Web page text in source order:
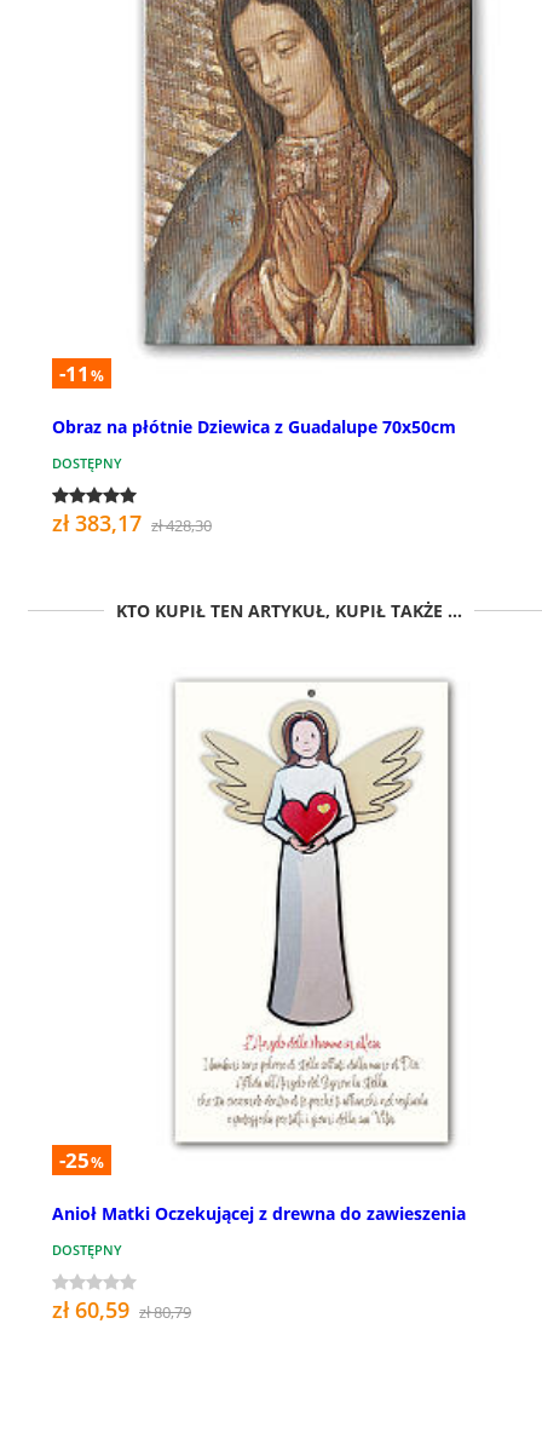
-11 %
Obraz na płótnie Dziewica z Guadalupe 70x50cm
DOSTĘPNY
zł 383,17 zł 428,30
KTO KUPIŁ TEN ARTYKUŁ, KUPIŁ TAKŻE ...
-25%
Anioł Matki Oczekującej z drewna do zawieszenia
DOSTĘPNY
zł 60,59 zł 80,79